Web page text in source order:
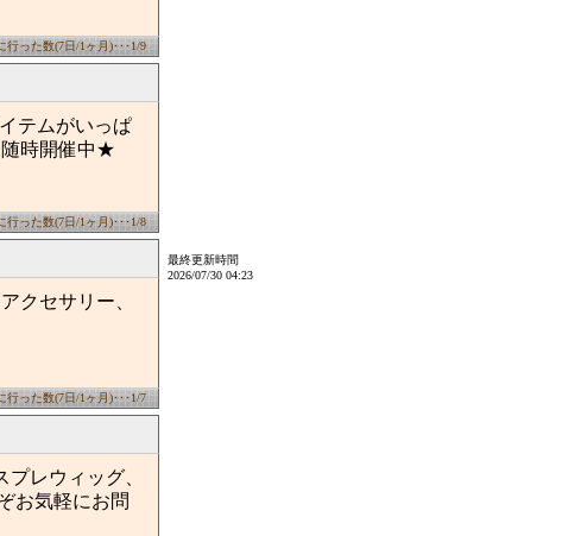
った数(7日/1ヶ月)･･･1/9
テムがいっぱ
随時開催中★
った数(7日/1ヶ月)･･･1/8
クセサリー、
った数(7日/1ヶ月)･･･1/7
レウィッグ、
お気軽にお問
最終更新時間
2026/07/30 04:23